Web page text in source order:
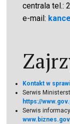
centrala tel.:
e-mail:
Kontakt w
Serwis
https://
Serwis